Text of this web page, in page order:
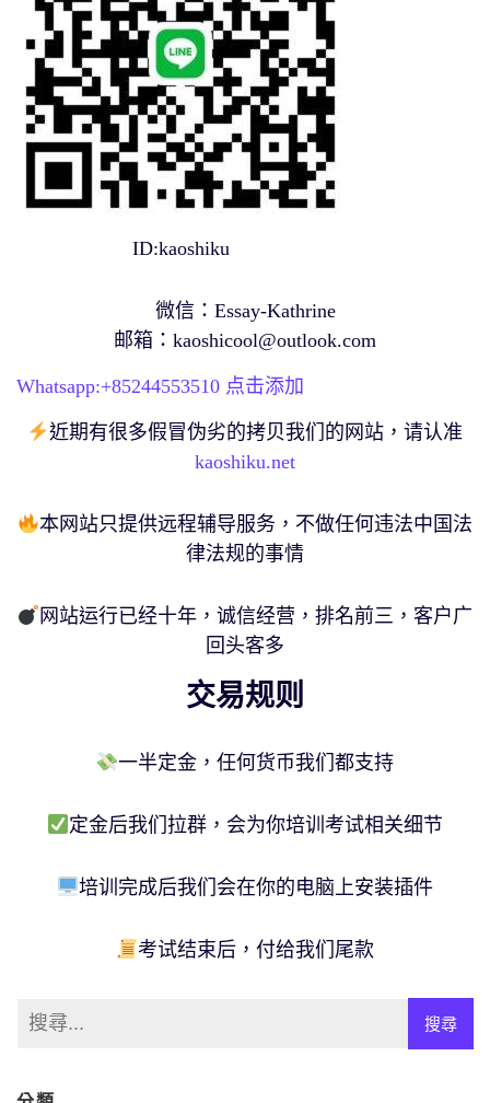
ID:kaoshiku
微信：Essay-Kathrine
邮箱： kaoshicool@outlook.com
Whatsapp:+85244553510 点击添加
近期有很多假冒伪劣的拷贝我们的网站，请认准
kaoshiku.net
本网站只提供远程辅导服务，不做任何违法中国法
律法规的事情
网站运行已经十年，诚信经营，排名前三，客户广
回头客多
交易规则
一半定金，任何货币我们都支持
定金后我们拉群，会为你培训考试相关细节
培训完成后我们会在你的电脑上安装插件
考试结束后，付给我们尾款